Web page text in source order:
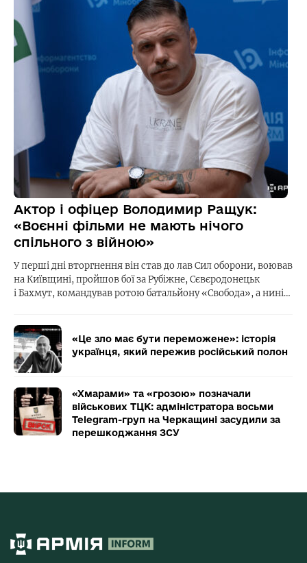
Актор і офіцер Володимир Ращук:
«Воєнні фільми не мають нічого
спільного з війною»
У перші дні вторгнення він став до лав Сил оборони, воював
на Київщині, пройшов бої за Рубіжне, Сєвєродонецьк
і Бахмут, командував ротою батальйону «Свобода», а нині…
«Це зло має бути переможене»: історія
українця, який пережив російський полон
«Хмарами» та «грозою» позначали
військових ТЦК: адміністратора восьми
Telegram-груп на Черкащині засудили за
перешкоджання ЗСУ